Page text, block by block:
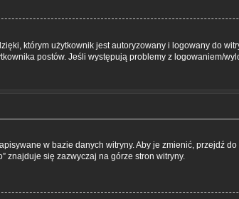
którym użytkownik jest autoryzowany i logowany do
postów. Jeśli występują problemy z logowaniem/
w bazie danych witryny. Aby je zmienić, przejdź
znajduje się zazwyczaj na górze stron witryny.